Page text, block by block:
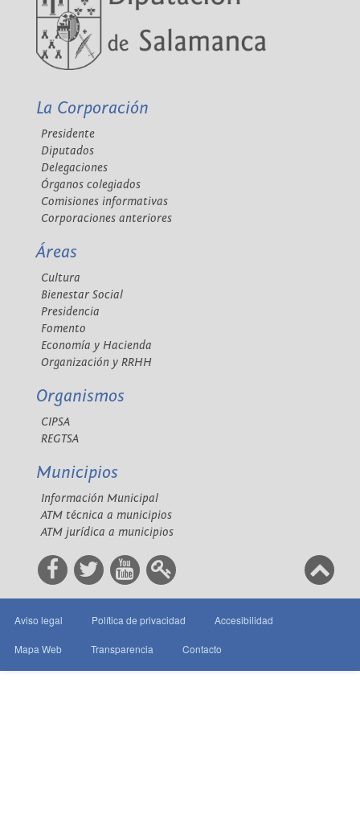
La Corporación
Presidente
Diputados
Delegaciones
Órganos colegiados
Comisiones informativas
Corporaciones anteriores
Áreas
Cultura
Bienestar Social
Presidencia
Fomento
Economía y Hacienda
Organización y RRHH
Organismos
CIPSA
REGTSA
Municipios
Información Municipal
ATM técnica a municipios
ATM jurídica a municipios
Aviso legal Política de privacidad Accesibilidad
Mapa Web Transparencia Contacto